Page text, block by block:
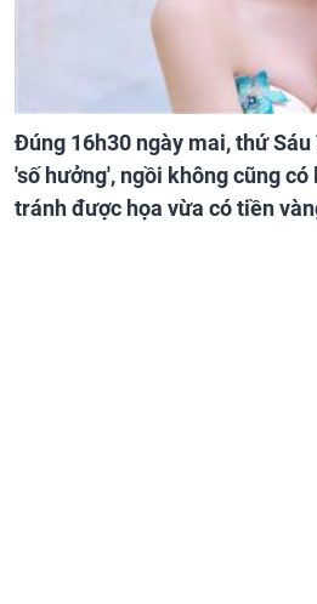
Đúng 16h30 ngày mai, thứ
'số hưởng', ngồi không cũng
tránh được họa vừa có tiền